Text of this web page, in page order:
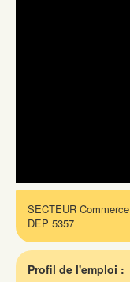
SECTEUR Commerce
DEP 5357
Profil de l'emploi :